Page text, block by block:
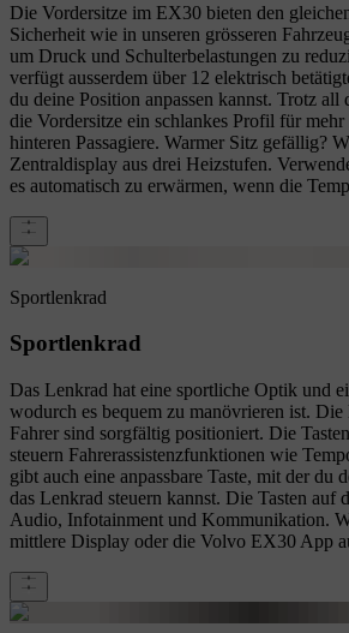
Die Vordersitze im EX30 bieten den
Sicherheit wie in unseren grösseren
um Druck und Schulterbelastungen zu
verfügt ausserdem über 12 elektrisch
du deine Position anpassen kannst. Trotz all
die Vordersitze ein schlankes Profil für
hinteren Passagiere. Warmer Sitz gefällig?
Zentraldisplay aus drei Heizstufen.
es automatisch zu erwärmen, wenn die
Sportlenkrad
Sportlenkrad
Das Lenkrad hat eine sportliche Optik und
wodurch es bequem zu manövrieren ist. Die
Fahrer sind sorgfältig positioniert. Die
steuern Fahrerassistenzfunktionen wie
gibt auch eine anpassbare Taste, mit der
das Lenkrad steuern kannst. Die Tasten auf
Audio, Infotainment und Kommunikation.
mittlere Display oder die Volvo EX30 App